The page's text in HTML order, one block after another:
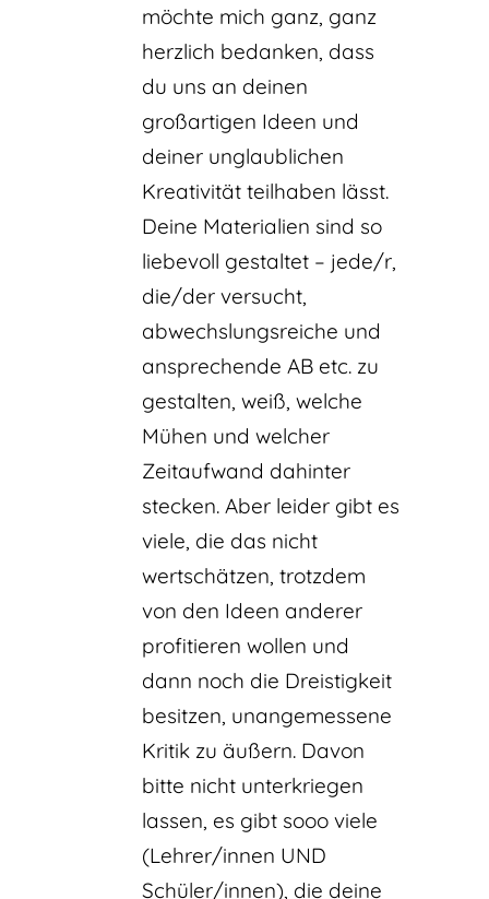
möchte mich ganz, ganz
herzlich bedanken, dass
du uns an deinen
großartigen Ideen und
deiner unglaublichen
Kreativität teilhaben lässt.
Deine Materialien sind so
liebevoll gestaltet – jede/r,
die/der versucht,
abwechslungsreiche und
ansprechende AB etc. zu
gestalten, weiß, welche
Mühen und welcher
Zeitaufwand dahinter
stecken. Aber leider gibt es
viele, die das nicht
wertschätzen, trotzdem
von den Ideen anderer
profitieren wollen und
dann noch die Dreistigkeit
besitzen, unangemessene
Kritik zu äußern. Davon
bitte nicht unterkriegen
lassen, es gibt sooo viele
(Lehrer/innen UND
Schüler/innen), die deine